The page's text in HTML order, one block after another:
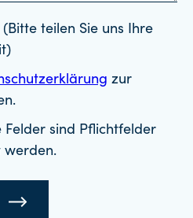
teilen Sie uns Ihre
zur
sind Pflichtfelder
werden.